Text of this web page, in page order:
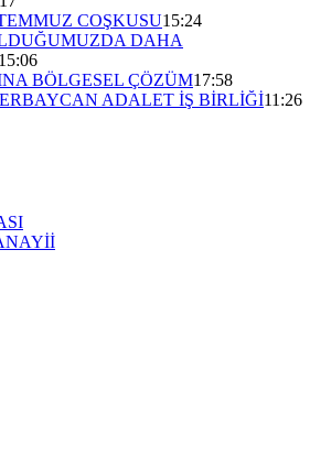
COŞKUSU15:24
DAHA
15:06
BÖLGESEL ÇÖZÜM17:58
ADALET İŞ BİRLİĞİ11:26